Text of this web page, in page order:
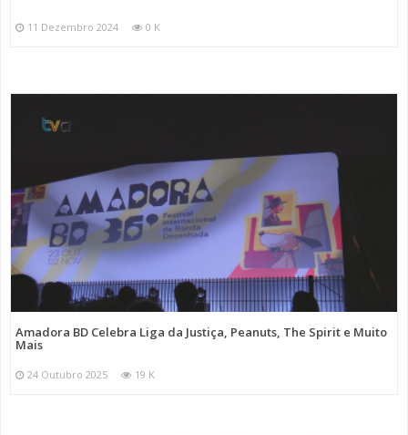
11 Dezembro 2024 0 K
Amadora BD Celebra Liga da Justiça, Peanuts, The Spirit e Muito
Mais
24 Outubro 2025 19 K